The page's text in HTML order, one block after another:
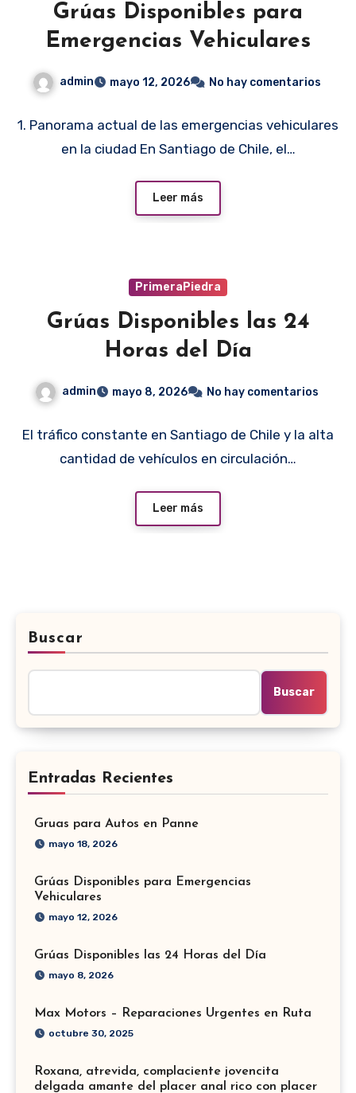
Grúas Disponibles para
Emergencias Vehiculares
admin mayo 12, 2026 No hay comentarios
1. Panorama actual de las emergencias vehiculares
en la ciudad En Santiago de Chile, el…
Leer más
PrimeraPiedra
Grúas Disponibles las 24
Horas del Día
admin mayo 8, 2026 No hay comentarios
El tráfico constante en Santiago de Chile y la alta
cantidad de vehículos en circulación…
Leer más
Buscar
Buscar
Entradas Recientes
Gruas para Autos en Panne
mayo 18, 2026
Grúas Disponibles para Emergencias
Vehiculares
mayo 12, 2026
Grúas Disponibles las 24 Horas del Día
mayo 8, 2026
Max Motors – Reparaciones Urgentes en Ruta
octubre 30, 2025
Roxana, atrevida, complaciente jovencita
delgada amante del placer anal rico con placer